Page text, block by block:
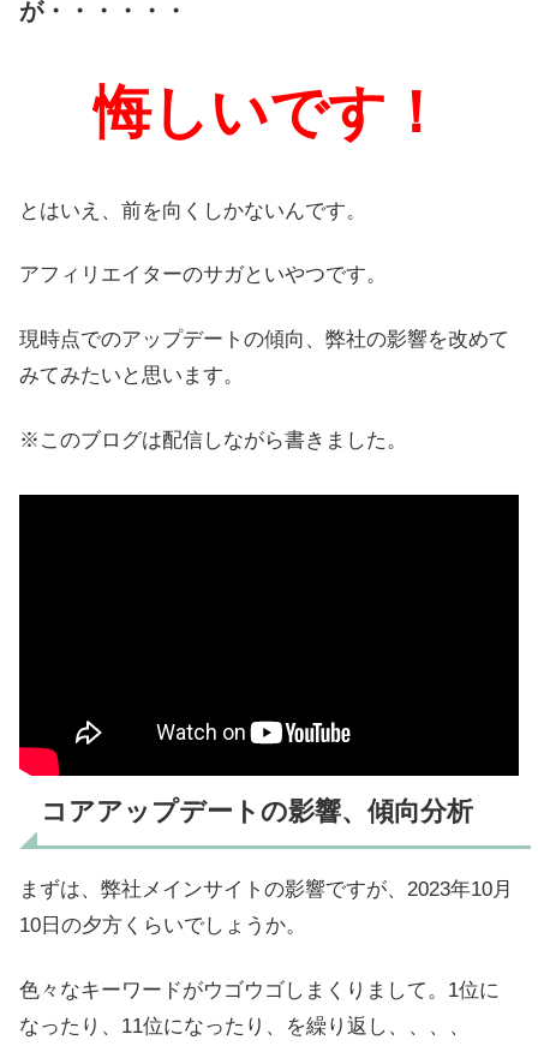
が・・・・・・
悔しいです！
とはいえ、前を向くしかないんです。
アフィリエイターのサガといやつです。
現時点でのアップデートの傾向、弊社の影響を改めて
みてみたいと思います。
※このブログは配信しながら書きました。
コアアップデートの影響、傾向分析
まずは、弊社メインサイトの影響ですが、2023年10月
10日の夕方くらいでしょうか。
色々なキーワードがウゴウゴしまくりまして。1位に
なったり、11位になったり、を繰り返し、、、、